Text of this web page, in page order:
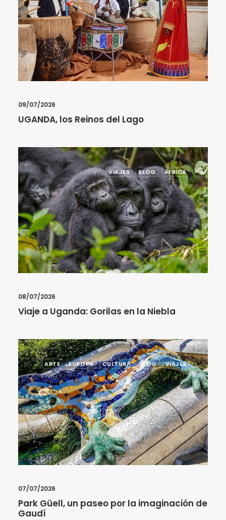
09/07/2026
UGANDA, los Reinos del Lago
VIAJES BLOG ÁFRICA
08/07/2026
Viaje a Uganda: Gorilas en la Niebla
ARTE EUROPA CULTURA BLOG VIAJES
07/07/2026
Park Güell, un paseo por la imaginación de
Gaudí